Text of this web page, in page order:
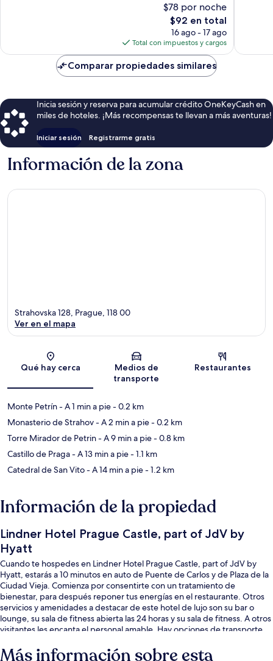
$78 por noche
El
precio
actual
es
de
$92
$92 en total
16 ago - 17 ago
Total con impuestos y cargos
Comparar propiedades similares
Inicia sesión y reserva para acumular crédito OneKeyCash en
miles de hoteles. ¡Más recompensas te llevan a más aventuras!
Iniciar sesión Registrarme gratis
Información de la zona
Sección del mapa
Strahovska 128, Prague, 118 00
Ver en el mapa
Qué hay cerca
Medios de
transporte
Restaurantes
Monte Petrín- A 1 min a pie- 0.2 km
Monasterio de Strahov- A 2 min a pie- 0.2 km
Torre Mirador de Petrin- A 9 min a pie- 0.8 km
Castillo de Praga- A 13 min a pie- 1.1 km
Catedral de San Vito- A 14 min a pie- 1.2 km
Información de la propiedad
Lindner Hotel Prague Castle, part of JdV by
Hyatt
Cuando te hospedes en Lindner Hotel Prague Castle, part of JdV by
Hyatt, estarás a 10 minutos en auto de Puente de Carlos y de Plaza de la
Ciudad Vieja. Comienza por consentirte con un tratamiento de
bienestar, para después reponer tus energías en el restaurante. Otros
servicios y amenidades a destacar de este hotel de lujo son su bar o
lounge, su sala de fitness abierta las 24 horas y su sala de fitness. A otros
visitantes les encanta el personal amable. Hay opciones de transporte
Parada de transporte Malovanka está a 6 minutos.
Más información sobre esta